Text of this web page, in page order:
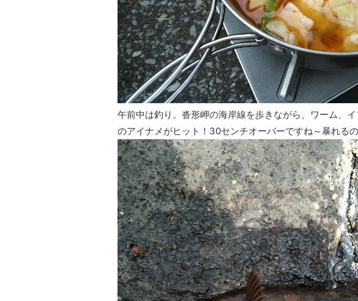
午前中は釣り。沓形岬の海岸線を歩きながら、ワーム、
のアイナメがヒット！30センチオーバーですね～暴れる